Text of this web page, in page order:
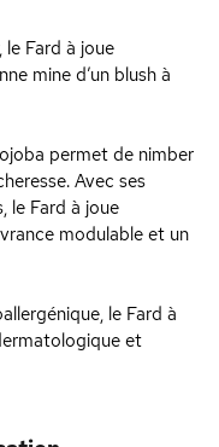
, le Fard à joue
mine d’un blush à
permet de nimber
Avec ses
le Fard à joue
modulable et un
le Fard à
et